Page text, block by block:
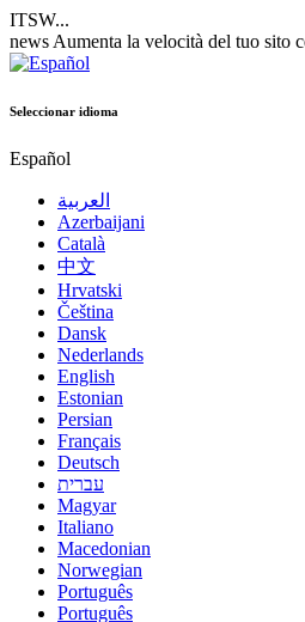
ITSW...
news Aumenta la velocità del tuo sito
Seleccionar idioma
Español
العربية
Azerbaijani
Català
中文
Hrvatski
Čeština
Dansk
Nederlands
English
Estonian
Persian
Français
Deutsch
עברית
Magyar
Italiano
Macedonian
Norwegian
Português
Português